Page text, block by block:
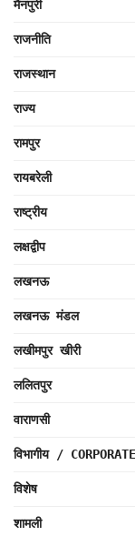
मैनपुरी
राजनीति
राजस्थान
राज्य
रामपुर
रायबरेली
राष्ट्रीय
लक्षद्वीप
लखनऊ
लखनऊ मंडल
लखीमपुर खीरी
ललितपुर
वाराणसी
विभागीय / CORPORATE
विशेष
शामली